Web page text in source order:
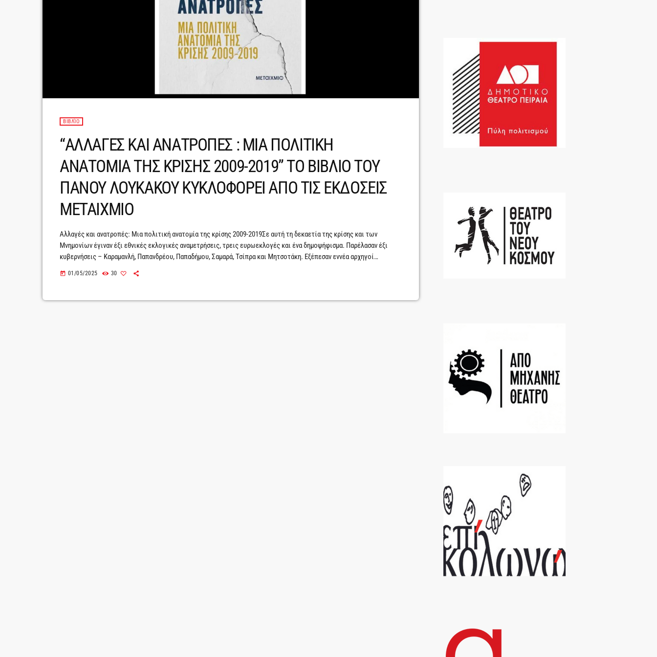
ΒΙΒΛΊΟ
“ΑΛΛΑΓΕΣ ΚΑΙ ΑΝΑΤΡΟΠΕΣ : ΜΙΑ ΠΟΛΙΤΙΚΗ
ΑΝΑΤΟΜΙΑ ΤΗΣ ΚΡΙΣΗΣ 2009-2019” ΤΟ ΒΙΒΛΙΟ ΤΟΥ
ΠΑΝΟΥ ΛΟΥΚΑΚΟΥ ΚΥΚΛΟΦΟΡΕΙ ΑΠΟ ΤΙΣ ΕΚΔΟΣΕΙΣ
ΜΕΤΑΙΧΜΙΟ
Αλλαγές και ανατροπές: Μια πολιτική ανατομία της κρίσης 2009-2019Σε αυτή τη δεκαετία της κρίσης και των
Μνημονίων έγιναν έξι εθνικές εκλογικές αναμετρήσεις, τρεις ευρωεκλογές και ένα δημοψήφισμα. Παρέλασαν έξι
κυβερνήσεις – Καραμανλή, Παπανδρέου, Παπαδήμου, Σαμαρά, Τσίπρα και Μητσοτάκη. Εξέπεσαν εννέα αρχηγοί
Καρατζαφέρης, ο Ευάγγελος Βενιζέλος, ο Αντώνης Σαμαράς, ο Βασίλης Λεβέντης, ο Σταύρος Θεοδωράκης και ο […]
today 01/05/2025 30